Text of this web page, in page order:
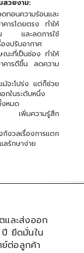
สวยงาม:
ทอนความร้อนและ
คารโดยตรง ทำให้
ขึ้น และลดการใช้
งปรับอากาศ
ะที่เป็นช่อง ทำให้
าคารดีขึ้น ลดความ
ม้จะโปร่ง แต่ก็ช่วย
กในระดับหนึ่ง
หมด
พิ่มความรู้สึก
กังวลเรื่องการแตก
ลรักษาง่าย
และส่งออก
ยึดมั่นใน
ต่อลูกค้า